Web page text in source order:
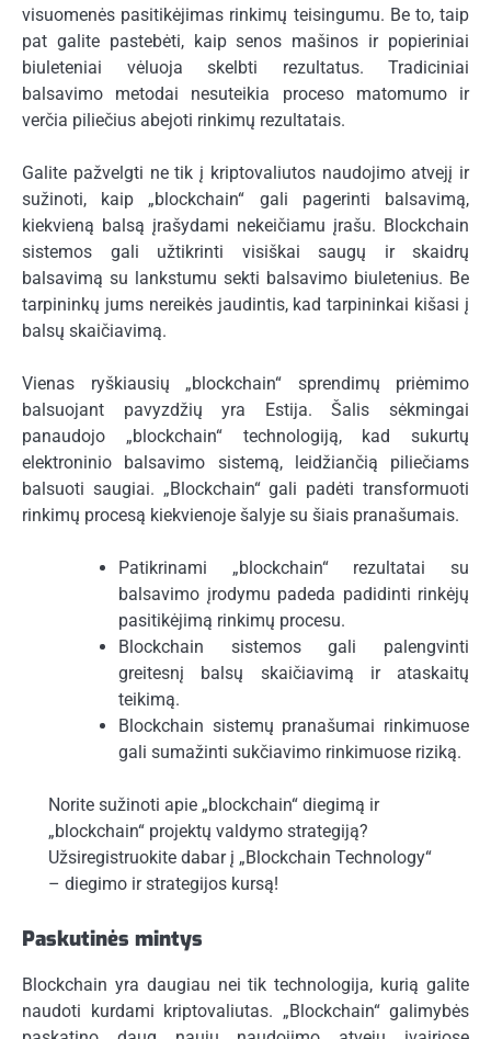
visuomenės pasitikėjimas rinkimų teisingumu. Be to, taip
pat galite pastebėti, kaip senos mašinos ir popieriniai
biuleteniai vėluoja skelbti rezultatus. Tradiciniai
balsavimo metodai nesuteikia proceso matomumo ir
verčia piliečius abejoti rinkimų rezultatais.
Galite pažvelgti ne tik į kriptovaliutos naudojimo atvejį ir
sužinoti, kaip „blockchain“ gali pagerinti balsavimą,
kiekvieną balsą įrašydami nekeičiamu įrašu. Blockchain
sistemos gali užtikrinti visiškai saugų ir skaidrų
balsavimą su lankstumu sekti balsavimo biuletenius. Be
tarpininkų jums nereikės jaudintis, kad tarpininkai kišasi į
balsų skaičiavimą.
Vienas ryškiausių „blockchain“ sprendimų priėmimo
balsuojant pavyzdžių yra Estija. Šalis sėkmingai
panaudojo „blockchain“ technologiją, kad sukurtų
elektroninio balsavimo sistemą, leidžiančią piliečiams
balsuoti saugiai. „Blockchain“ gali padėti transformuoti
rinkimų procesą kiekvienoje šalyje su šiais pranašumais.
Patikrinami „blockchain“ rezultatai su
balsavimo įrodymu padeda padidinti rinkėjų
pasitikėjimą rinkimų procesu.
Blockchain sistemos gali palengvinti
greitesnį balsų skaičiavimą ir ataskaitų
teikimą.
Blockchain sistemų pranašumai rinkimuose
gali sumažinti sukčiavimo rinkimuose riziką.
Norite sužinoti apie „blockchain“ diegimą ir
„blockchain“ projektų valdymo strategiją?
Užsiregistruokite dabar į „Blockchain Technology“
– diegimo ir strategijos kursą!
Paskutinės mintys
Blockchain yra daugiau nei tik technologija, kurią galite
naudoti kurdami kriptovaliutas. „Blockchain“ galimybės